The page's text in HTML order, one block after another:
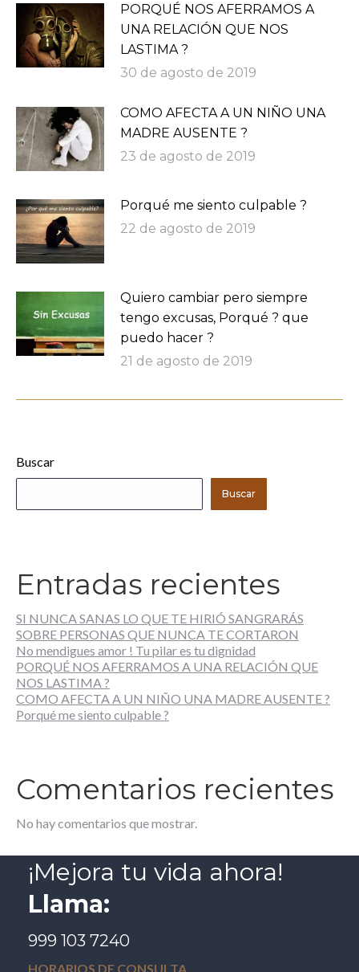
PORQUÉ NOS AFERRAMOS A
UNA RELACIÓN QUE NOS
LASTIMA ?
30 de agosto de 2019
COMO AFECTA A UN NIÑO UNA
MADRE AUSENTE ?
23 de agosto de 2019
Porqué me siento culpable ?
22 de agosto de 2019
Quiero cambiar pero siempre
tengo excusas, Porqué ? que
puedo hacer ?
21 de agosto de 2019
Buscar
Buscar
Entradas recientes
SI NUNCA SANAS LO QUE TE HIRIÓ SANGRARÁS
SOBRE PERSONAS QUE NUNCA TE CORTARON
No mendigues amor ! Tu pilar es tu dignidad
PORQUÉ NOS AFERRAMOS A UNA RELACIÓN QUE
NOS LASTIMA ?
COMO AFECTA A UN NIÑO UNA MADRE AUSENTE ?
Porqué me siento culpable ?
Comentarios recientes
No hay comentarios que mostrar.
¡Mejora tu vida ahora!
Llama:
999 103 7240
HORARIOS DE CONSULTA